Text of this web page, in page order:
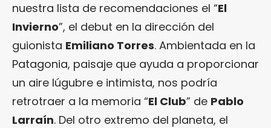
nuestra lista de recomendaciones el “El
Invierno”, el debut en la dirección del
guionista Emiliano Torres. Ambientada en la
Patagonia, paisaje que ayuda a proporcionar
un aire lúgubre e intimista, nos podría
retrotraer a la memoria “El Club” de Pablo
Larraín. Del otro extremo del planeta, el